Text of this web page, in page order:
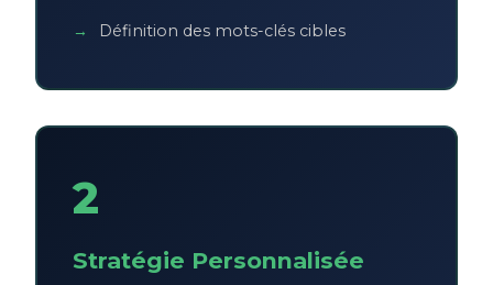
Définition des mots-clés cibles
2
Stratégie Personnalisée